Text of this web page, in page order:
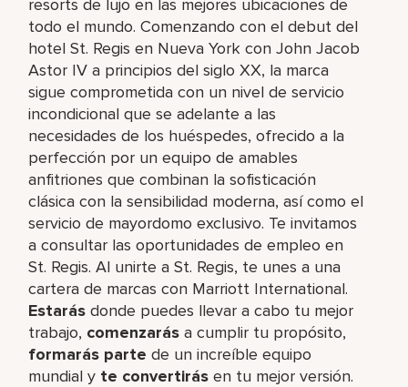
resorts de lujo en las mejores ubicaciones de
todo el mundo. Comenzando con el debut del
hotel St. Regis en Nueva York con John Jacob
Astor IV a principios del siglo XX, la marca
sigue comprometida con un nivel de servicio
incondicional que se adelante a las
necesidades de los huéspedes, ofrecido a la
perfección por un equipo de amables
anfitriones que combinan la sofisticación
clásica con la sensibilidad moderna, así como el
servicio de mayordomo exclusivo. Te invitamos
a consultar las oportunidades de empleo en
St. Regis. Al unirte a St. Regis, te unes a una
cartera de marcas con Marriott International.
Estarás donde puedes llevar a cabo tu mejor
trabajo,​ comenzarás a cumplir tu propósito,
formarás parte de un increíble​ equipo
mundial y te convertirás en tu mejor versión.